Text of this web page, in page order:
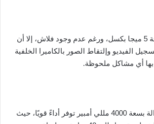
الكاميرا الأمامية بدقة 5 ميجا بكسل، ورغم عدم وجود فلاش، إلا أن
الفيديو وإلتقاط الصور بالكاميرا الخلفية
بها أي مشاكل ملحوظة.
البطارية القابلة للإزالة بسعة 4000 مللي أمبير توفر أداءً قويًا، حيث